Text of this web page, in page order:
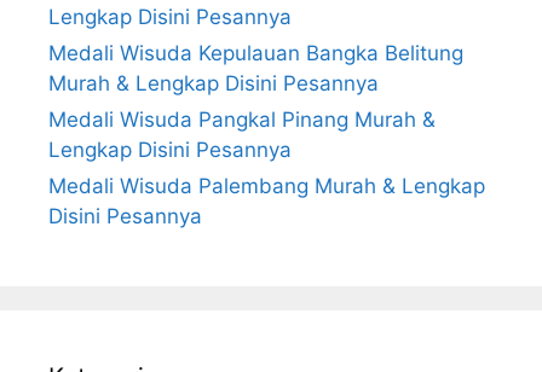
Lengkap Disini Pesannya
Medali Wisuda Kepulauan Bangka Belitung
Murah & Lengkap Disini Pesannya
Medali Wisuda Pangkal Pinang Murah &
Lengkap Disini Pesannya
Medali Wisuda Palembang Murah & Lengkap
Disini Pesannya